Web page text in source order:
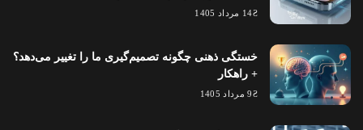
14 مرداد 1405
خستگی ذهنی چگونه تصمیم‌گیری ما را تغییر می‌دهد؟
+ راهکار
9 مرداد 1405